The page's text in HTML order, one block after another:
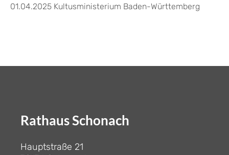
01.04.2025 Kultusministerium Baden-Württemberg
Rathaus Schonach
Hauptstraße 21